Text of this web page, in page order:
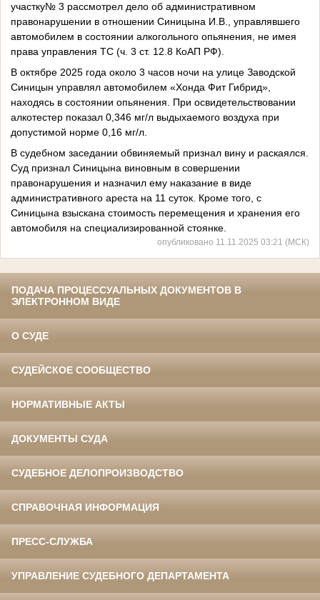
участку№ 3 рассмотрел дело об административном
правонарушении в отношении Синицына И.В., управлявшего
автомобилем в состоянии алкогольного опьянения, не имея
права управления ТС (ч. 3 ст. 12.8 КоАП РФ).
В октябре 2025 года около 3 часов ночи на улице Заводской
Синицын управлял автомобилем «Хонда Фит Гибрид»,
находясь в состоянии опьянения. При освидетельствовании
алкотестер показал 0,346 мг/л выдыхаемого воздуха при
допустимой норме 0,16 мг/л.
В судебном заседании обвиняемый признал вину и раскаялся.
Суд признал Синицына виновным в совершении
правонарушения и назначил ему наказание в виде
административного ареста на 11 суток. Кроме того, с
Синицына взыскана стоимость перемещения и хранения его
автомобиля на специализированной стоянке.
опубликовано 11.11.2025 03:21 (МСК)
ПОДАЧА ПРОЦЕССУАЛЬНЫХ ДОКУМЕНТОВ В
ЭЛЕКТРОННОМ ВИДЕ
О СУДЕ
СУДЕЙСКОЕ СООБЩЕСТВО
НОРМАТИВНЫЕ АКТЫ
ДОКУМЕНТЫ СУДА
СУДЕБНОЕ ДЕЛОПРОИЗВОДСТВО
СПРАВОЧНАЯ ИНФОРМАЦИЯ
ПРЕСС-СЛУЖБА
УПРАВЛЕНИЕ СУДЕБНОГО ДЕПАРТАМЕНТА